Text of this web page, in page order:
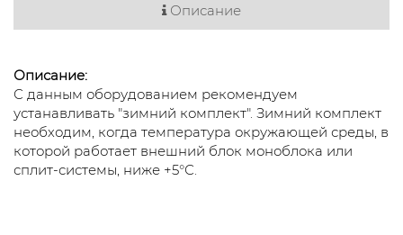
Описание
Описание:
С данным оборудованием рекомендуем
устанавливать "зимний комплект". Зимний комплект
необходим, когда температура окружающей среды, в
которой работает внешний блок моноблока или
сплит-системы, ниже +5°С.